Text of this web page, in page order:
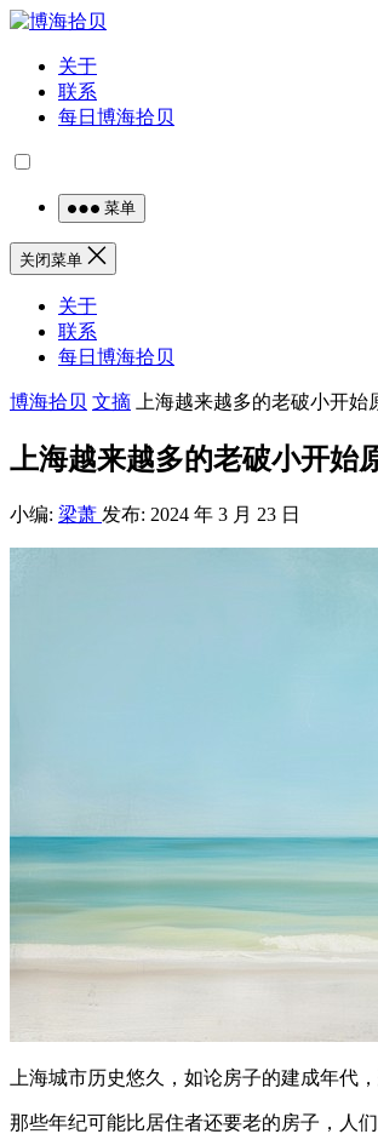
关于
联系
每日博海拾贝
菜单
关闭菜单
关于
联系
每日博海拾贝
博海拾贝 文摘 上海越来越多的老破小开始
上海越来越多的老破小开始
小编: 梁萧 发布: 2024 年 3 月 23 日
上海城市历史悠久，如论房子的建成年代
那些年纪可能比居住者还要老的房子，人